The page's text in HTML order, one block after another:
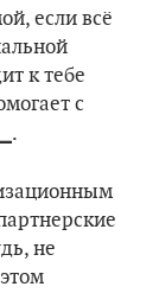
если всё
к тебе
с
.
не